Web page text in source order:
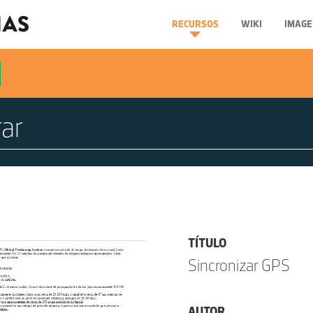
RECURSOS WIKI
TÍTULO
Sincronizar GPS